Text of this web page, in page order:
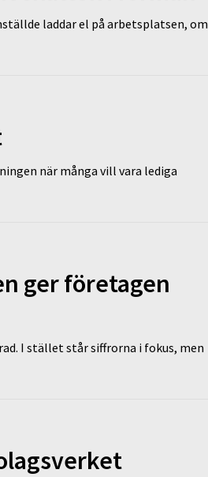
laddar el på arbetsplatsen, om
när många vill vara lediga
ger företagen
I stället står siffrorna i fokus, men